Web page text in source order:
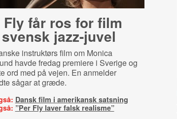
Fly får ros for film
jazz-juvel
instruktørs film om Monica
havde fredag premiere i Sverige og
ord med på vejen. En anmelder
sågar at græde.
Dansk film i amerikansk satsning
”Per Fly laver falsk realisme”